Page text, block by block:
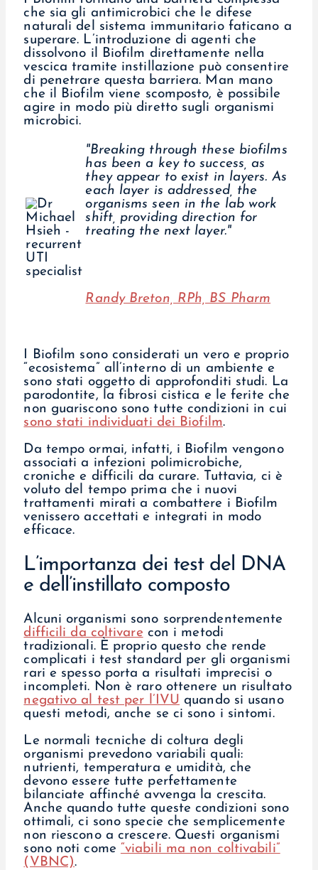
che sia gli antimicrobici che le difese
naturali del sistema immunitario faticano a
superare. L’introduzione di agenti che
dissolvono il Biofilm direttamente nella
vescica tramite instillazione può consentire
di penetrare questa barriera. Man mano
che il Biofilm viene scomposto, è possibile
agire in modo più diretto sugli organismi
microbici.
"Breaking through these biofilms
has been a key to success, as
they appear to exist in layers. As
each layer is addressed, the
organisms seen in the lab work
shift, providing direction for
treating the next layer."
Randy Breton, RPh, BS Pharm
I Biofilm sono considerati un vero e proprio
“ecosistema” all’interno di un ambiente e
sono stati oggetto di approfonditi studi. La
parodontite, la fibrosi cistica e le ferite che
non guariscono sono tutte condizioni in cui
sono stati individuati dei Biofilm.
Da tempo ormai, infatti, i Biofilm vengono
associati a infezioni polimicrobiche,
croniche e difficili da curare. Tuttavia, ci è
voluto del tempo prima che i nuovi
trattamenti mirati a combattere i Biofilm
venissero accettati e integrati in modo
efficace.
L’importanza dei test del DNA
e dell’instillato composto
Alcuni organismi sono sorprendentemente
difficili da coltivare con i metodi
tradizionali. È proprio questo che rende
complicati i test standard per gli organismi
rari e spesso porta a risultati imprecisi o
incompleti. Non è raro ottenere un risultato
negativo al test per l’IVU quando si usano
questi metodi, anche se ci sono i sintomi.
Le normali tecniche di coltura degli
organismi prevedono variabili quali:
nutrienti, temperatura e umidità, che
devono essere tutte perfettamente
bilanciate affinché avvenga la crescita.
Anche quando tutte queste condizioni sono
ottimali, ci sono specie che semplicemente
non riescono a crescere. Questi organismi
sono noti come “viabili ma non coltivabili”
(VBNC).